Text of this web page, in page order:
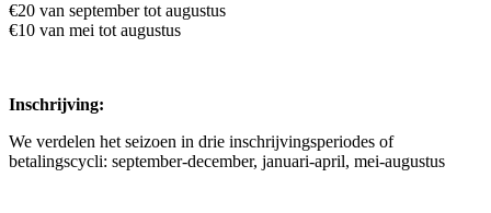
€20 van september tot augustus
€10 van mei tot augustus
Inschrijving:
We verdelen het seizoen in drie inschrijvingsperiodes of
betalingscycli: september-december, januari-april, mei-augustus